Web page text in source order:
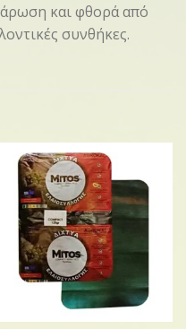
και φθορά από
συνθήκες.